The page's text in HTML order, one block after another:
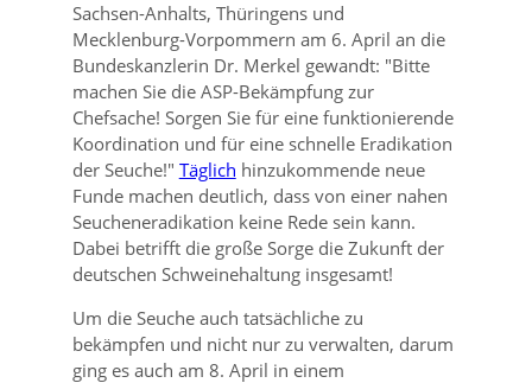
Sachsen-Anhalts, Thüringens und
Mecklenburg-Vorpommern am 6. April an die
Bundeskanzlerin Dr. Merkel gewandt: Bitte
machen Sie die ASP-Bekämpfung zur
Chefsache! Sorgen Sie für eine funktionierende
Koordination und für eine schnelle Eradikation
der Seuche! Täglich hinzukommende neue
Funde machen deutlich, dass von einer nahen
Seucheneradikation keine Rede sein kann.
Dabei betrifft die große Sorge die Zukunft der
deutschen Schweinehaltung insgesamt!
Um die Seuche auch tatsächliche zu
bekämpfen und nicht nur zu verwalten, darum
ging es auch am 8. April in einem